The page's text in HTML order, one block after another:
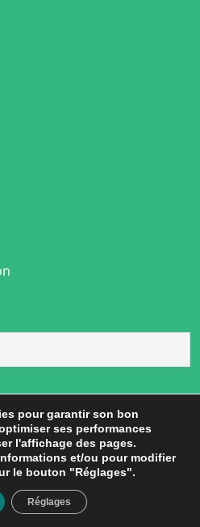
que "Les Dorloteurs" mémorise
but de vous envoyer des lettres
à tout moment en modifiant
les liens de désinscription
BLOG
pour garantir son bon
ses performances
l'affichage des pages.
et/ou pour modifier
le bouton "Réglages".
Réglages